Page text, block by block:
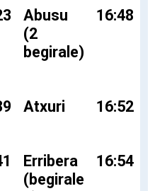
Abusu
(2
begirale)
16:48
Atxuri 16:52
Erribera
(begirale
16:54